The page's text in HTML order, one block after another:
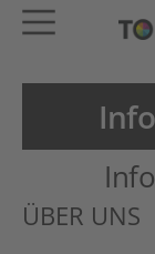
ÜBER UNS